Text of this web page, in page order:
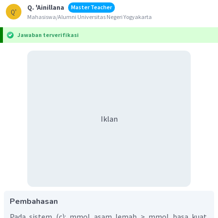
Q'
Q. 'Ainillana
Master Teacher
Mahasiswa/Alumni Universitas Negeri Yogyakarta
Jawaban terverifikasi
Iklan
Pembahasan